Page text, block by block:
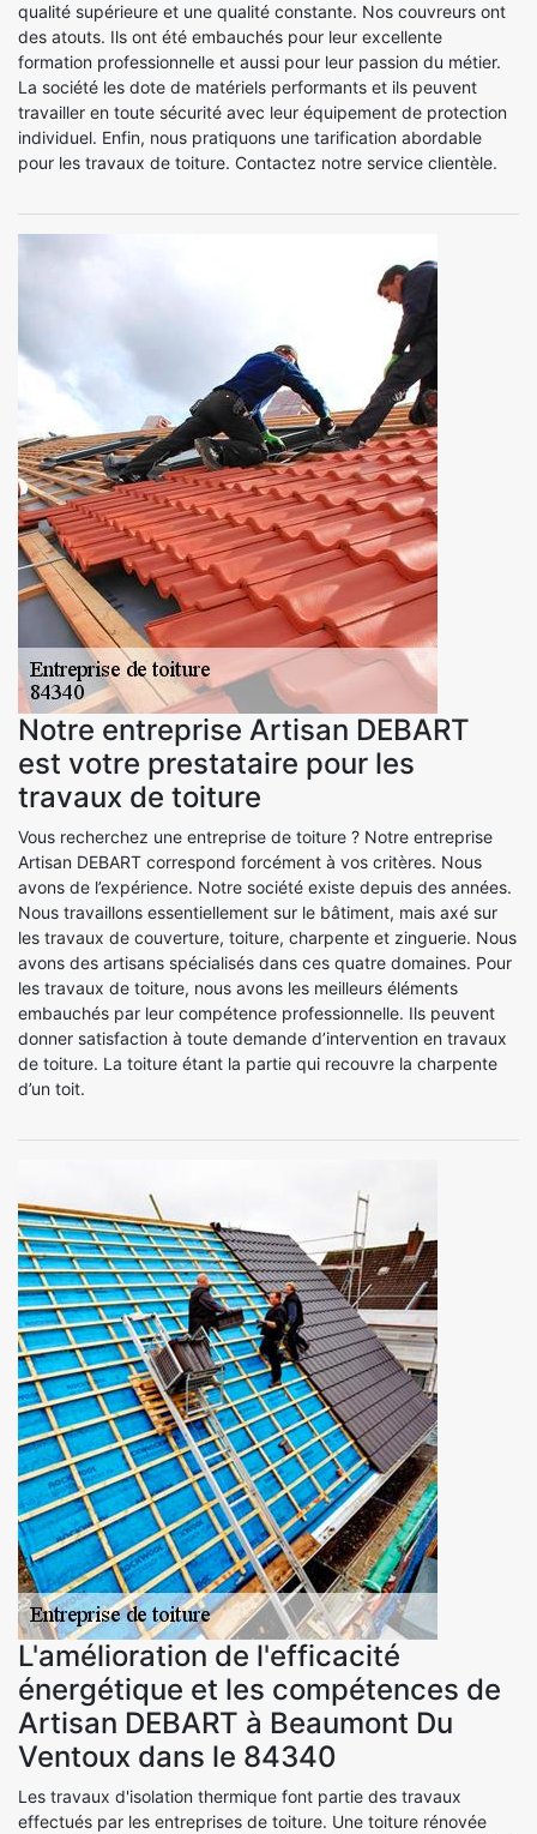
qualité supérieure et une qualité constante. Nos couvreurs ont
des atouts. Ils ont été embauchés pour leur excellente
formation professionnelle et aussi pour leur passion du métier.
La société les dote de matériels performants et ils peuvent
travailler en toute sécurité avec leur équipement de protection
individuel. Enfin, nous pratiquons une tarification abordable
pour les travaux de toiture. Contactez notre service clientèle.
Notre entreprise Artisan DEBART
est votre prestataire pour les
travaux de toiture
Vous recherchez une entreprise de toiture ? Notre entreprise
Artisan DEBART correspond forcément à vos critères. Nous
avons de l’expérience. Notre société existe depuis des années.
Nous travaillons essentiellement sur le bâtiment, mais axé sur
les travaux de couverture, toiture, charpente et zinguerie. Nous
avons des artisans spécialisés dans ces quatre domaines. Pour
les travaux de toiture, nous avons les meilleurs éléments
embauchés par leur compétence professionnelle. Ils peuvent
donner satisfaction à toute demande d’intervention en travaux
de toiture. La toiture étant la partie qui recouvre la charpente
d’un toit.
L'amélioration de l'efficacité
énergétique et les compétences de
Artisan DEBART à Beaumont Du
Ventoux dans le 84340
Les travaux d'isolation thermique font partie des travaux
effectués par les entreprises de toiture. Une toiture rénovée